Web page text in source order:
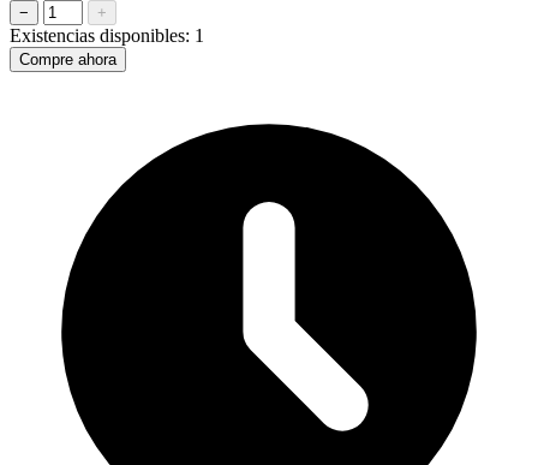
− +
Existencias disponibles: 1
Compre ahora